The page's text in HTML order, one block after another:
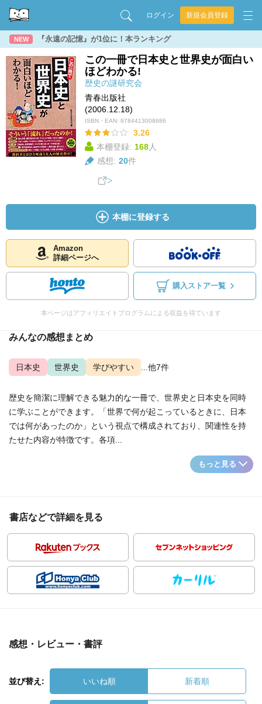
ログイン 新規会員登録
NEW 『永遠の記憶』が1位に！本ランキング
この一冊で日本史と世界史が面白い
ほどわかる!
歴史の謎研究会
青春出版社
(2006.12.18)
ISBN・EAN: 9784413008686
3.26
本棚登録: 168人
感想: 20件
本棚に登録する
Amazon
詳細ページへ
購入ストア一覧
本ページはアフィリエイトプログラムによる収益を得ています
みんなの感想まとめ
日本史 世界史 学びやすい ...他7件
歴史を簡潔に理解できる魅力的な一冊で、世界史と日本史を同時
に学ぶことができます。「世界で何が起こっているときに、日本
では何があったのか」という視点で構成されており、関連性を持
たせた内容が特徴です。各項...
もっと見る
書店などで詳細を見る
感想・レビュー・書評
並び替え: いいね順 新着順